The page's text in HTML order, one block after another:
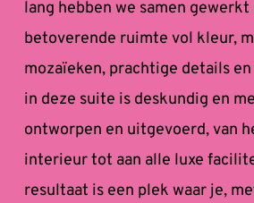
lang hebben we samen gewerkt
betoverende ruimte vol kleur,
mozaïeken, prachtige details
in deze suite is deskundig en
ontworpen en uitgevoerd, van
interieur tot aan alle luxe
resultaat is een plek waar je,